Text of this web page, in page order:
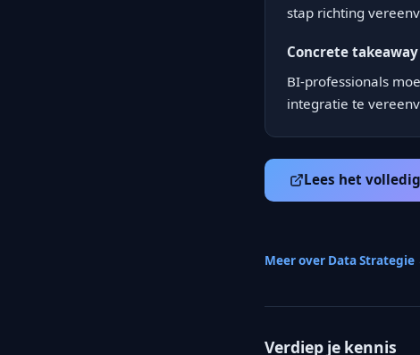
stap richting
Concrete takeaway
BI-professionals
integratie te
Lees het
Meer over Data Strategie
Verdiep je kennis